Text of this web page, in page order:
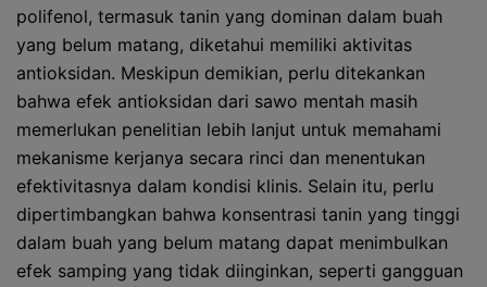
polifenol, termasuk tanin yang dominan dalam buah
yang belum matang, diketahui memiliki aktivitas
antioksidan. Meskipun demikian, perlu ditekankan
bahwa efek antioksidan dari sawo mentah masih
memerlukan penelitian lebih lanjut untuk memahami
mekanisme kerjanya secara rinci dan menentukan
efektivitasnya dalam kondisi klinis. Selain itu, perlu
dipertimbangkan bahwa konsentrasi tanin yang tinggi
dalam buah yang belum matang dapat menimbulkan
efek samping yang tidak diinginkan, seperti gangguan